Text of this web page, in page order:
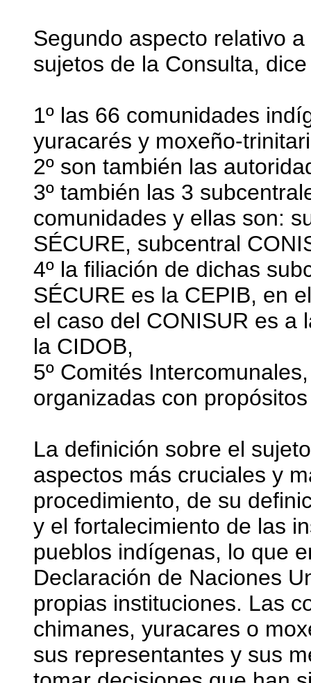
Segundo aspecto relativo
sujetos de la Consulta,
1º las 66 comunidades
yuracarés y moxeño-
2º son también las
3º también las 3
comunidades y ellas son:
SÉCURE, subcentral
4º la filiación de dichas
SÉCURE es la CEPIB, en
el caso del CONISUR es a
la CIDOB,
5º Comités
organizadas con
La definición sobre el
aspectos más cruciales y
procedimiento, de su
y el fortalecimiento de las
pueblos indígenas, lo que
Declaración de Naciones
propias instituciones. Las
chimanes, yuracares o
sus representantes y sus